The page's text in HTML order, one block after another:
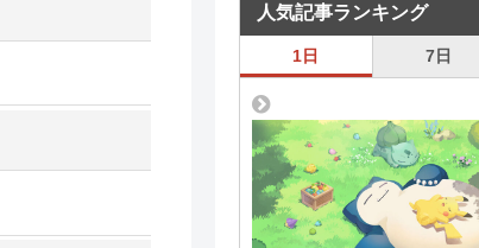
人気記事ランキング
1日 7日